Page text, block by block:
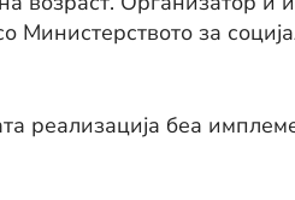
Министерството за
реализација беа